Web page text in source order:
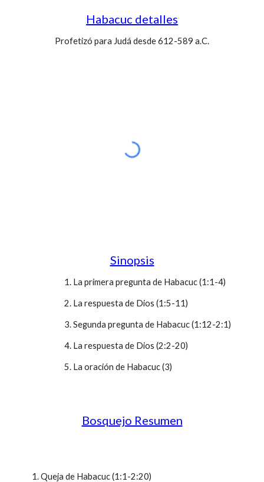
Habacuc detalles
Profetizó para Judá desde 612-589 a.C.
Sinopsis
1. La primera pregunta de Habacuc (1:1-4)
2. La respuesta de Dios (1:5-11)
3. Segunda pregunta de Habacuc (1:12-2:1)
4. La respuesta de Dios (2:2-20)
5. La oración de Habacuc (3)
Bosquejo Resumen
Queja de Habacuc (1:1-2:20)